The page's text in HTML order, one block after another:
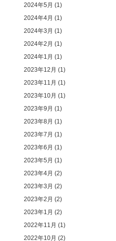
2024年5月 (1)
2024年4月 (1)
2024年3月 (1)
2024年2月 (1)
2024年1月 (1)
2023年12月 (1)
2023年11月 (1)
2023年10月 (1)
2023年9月 (1)
2023年8月 (1)
2023年7月 (1)
2023年6月 (1)
2023年5月 (1)
2023年4月 (2)
2023年3月 (2)
2023年2月 (2)
2023年1月 (2)
2022年11月 (1)
2022年10月 (2)